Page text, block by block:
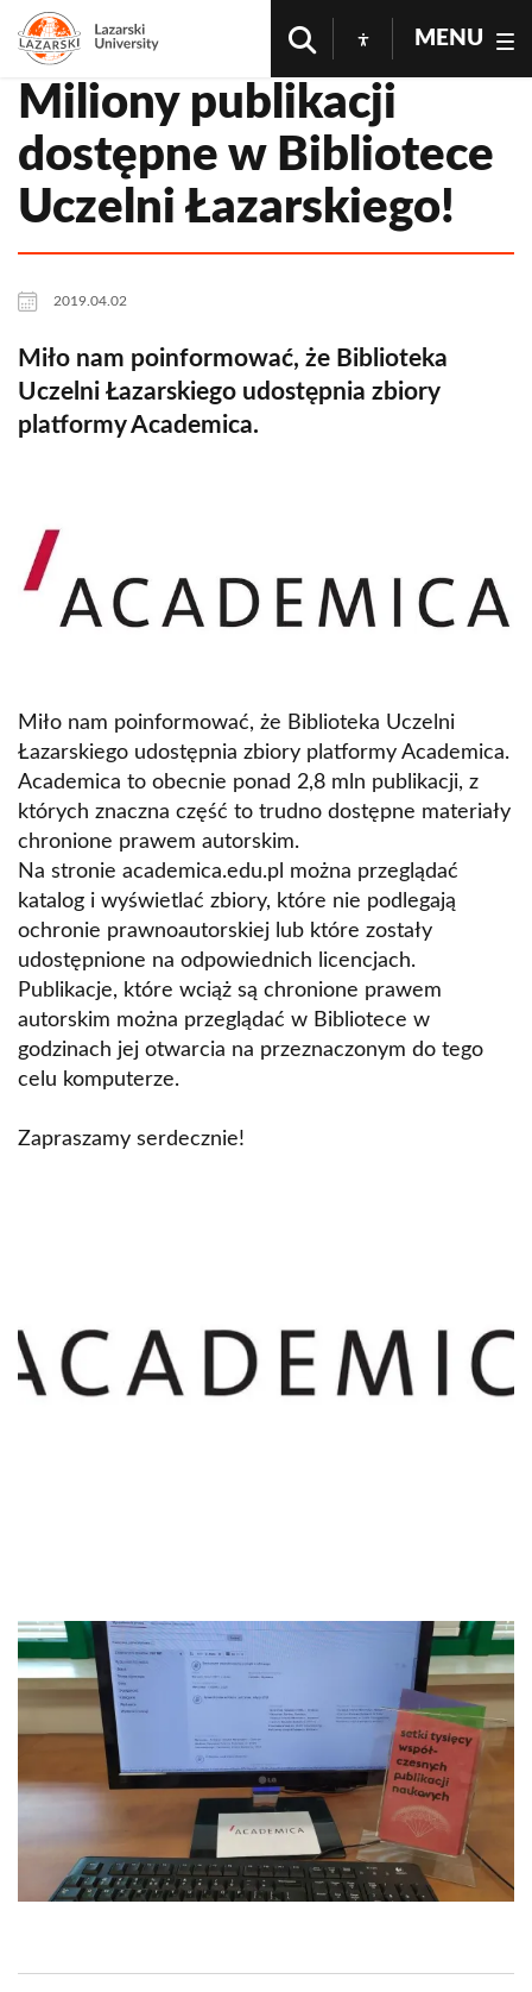
MENU
Miliony publikacji
dostępne w Bibliotece
Uczelni Łazarskiego!
2019.04.02
Miło nam poinformować, że Biblioteka
Uczelni Łazarskiego udostępnia zbiory
platformy Academica.
Miło nam poinformować, że Biblioteka Uczelni
Łazarskiego udostępnia zbiory platformy Academica.
Academica to obecnie ponad 2,8 mln publikacji, z
których znaczna część to trudno dostępne materiały
chronione prawem autorskim.
Na stronie academica.edu.pl można przeglądać
katalog i wyświetlać zbiory, które nie podlegają
ochronie prawnoautorskiej lub które zostały
udostępnione na odpowiednich licencjach.
Publikacje, które wciąż są chronione prawem
autorskim można przeglądać w Bibliotece w
godzinach jej otwarcia na przeznaczonym do tego
celu komputerze.
Zapraszamy serdecznie!